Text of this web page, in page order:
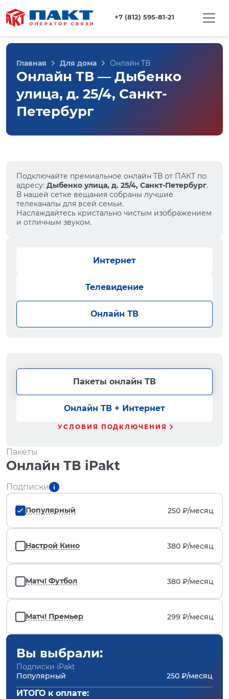
+7 (812) 595-81-21
Главная Для дома Онлайн ТВ
Онлайн ТВ — Дыбенко
улица, д. 25/4, Санкт-
Петербург
Подключайте премиальное онлайн ТВ от ПАКТ по
адресу: Дыбенко улица, д. 25/4, Санкт-Петербург.
В нашей сетке вещания собраны лучшие
телеканалы для всей семьи.
Наслаждайтесь кристально чистым изображением
и отличным звуком.
Интернет
Телевидение
Онлайн ТВ
Пакеты онлайн ТВ
Онлайн ТВ + Интернет
УСЛОВИЯ ПОДКЛЮЧЕНИЯ
Пакеты
Онлайн ТВ iPakt
Подписки
Популярный 250 ₽/месяц
Настрой Кино 380 ₽/месяц
Матч! Футбол 380 ₽/месяц
Матч! Премьер 299 ₽/месяц
Вы выбрали:
Подписки iPakt
Популярный
250 ₽/месяц
ИТОГО к оплате: